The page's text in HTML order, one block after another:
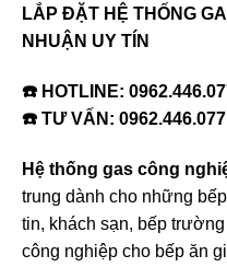
LẮP ĐẶT HỆ THỐNG
NHUẬN UY TÍN
☎️ HOTLINE:
☎️ TƯ VẤN: 0962.446.077
Hệ thống gas công
trung dành cho những
tin, khách sạn, bếp
công nghiệp cho bếp ăn